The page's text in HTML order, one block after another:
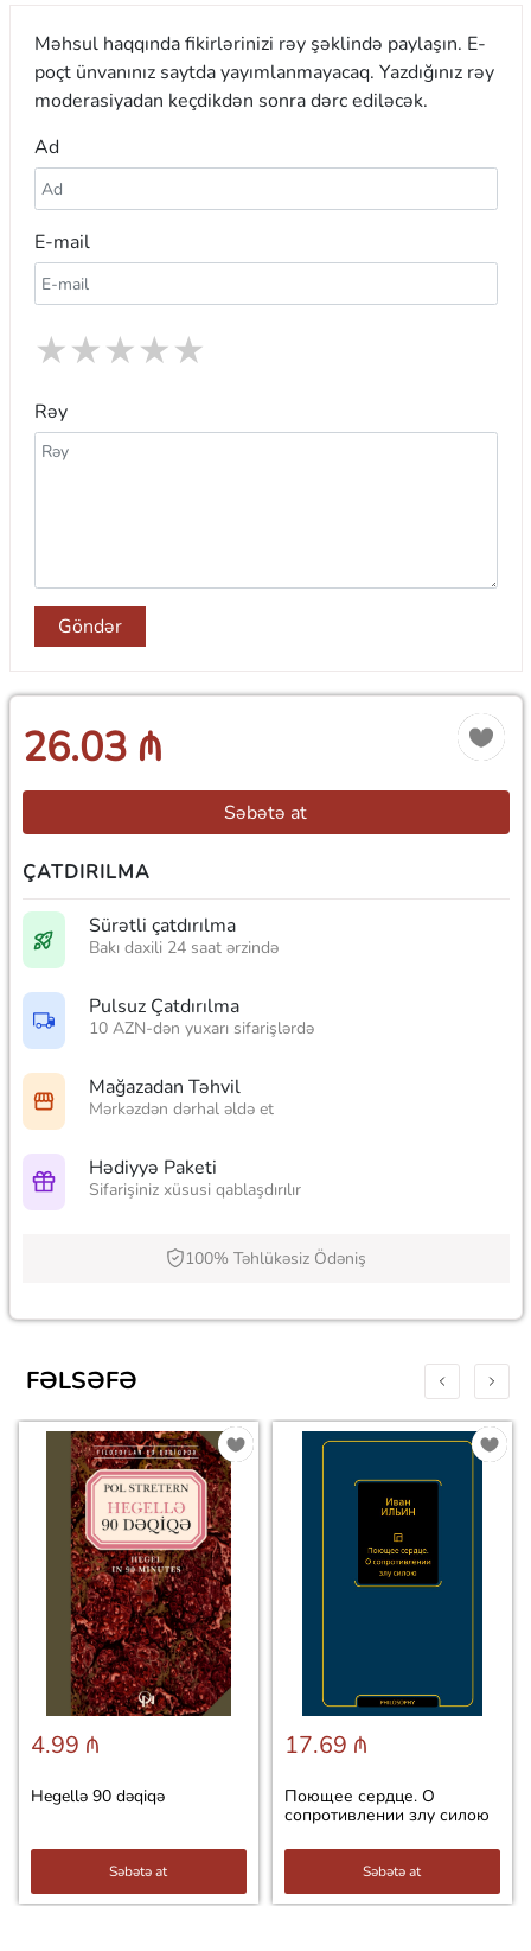
Məhsul haqqında fikirlərinizi rəy şəklində paylaşın. E-
poçt ünvanınız saytda yayımlanmayacaq. Yazdığınız rəy
moderasiyadan keçdikdən sonra dərc ediləcək.
Ad
E-mail
★
★
★
★
★
Rəy
Göndər
26.03 ₼
Səbətə at
ÇATDIRILMA
Sürətli çatdırılma
Bakı daxili 24 saat ərzində
Pulsuz Çatdırılma
10 AZN-dən yuxarı sifarişlərdə
Mağazadan Təhvil
Mərkəzdən dərhal əldə et
Hədiyyə Paketi
Sifarişiniz xüsusi qablaşdırılır
100% Təhlükəsiz Ödəniş
FƏLSƏFƏ
4.99 ₼
Hegellə 90 dəqiqə
Səbətə at
17.69 ₼
Поющее сердце. О
сопротивлении злу силою
Səbətə at